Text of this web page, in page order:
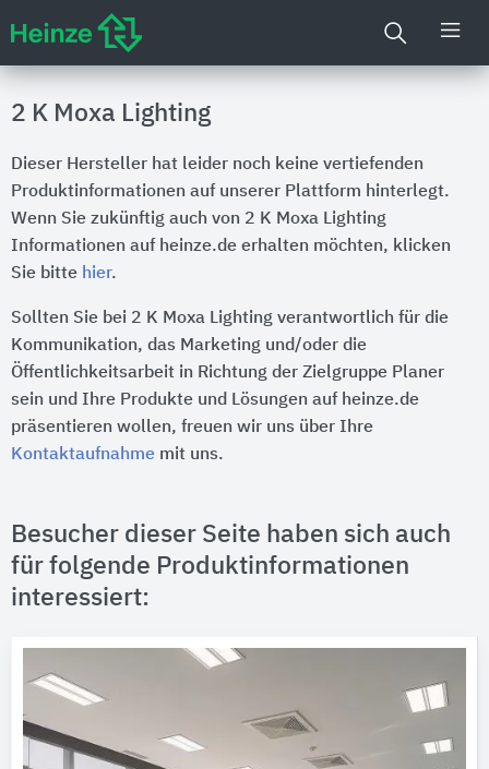
2 K Moxa Lighting
Dieser Hersteller hat leider noch keine vertiefenden
Produktinformationen auf unserer Plattform hinterlegt.
Wenn Sie zukünftig auch von 2 K Moxa Lighting
Informationen auf heinze.de erhalten möchten, klicken
Sie bitte hier.
Sollten Sie bei 2 K Moxa Lighting verantwortlich für die
Kommunikation, das Marketing und/oder die
Öffentlichkeitsarbeit in Richtung der Zielgruppe Planer
sein und Ihre Produkte und Lösungen auf heinze.de
präsentieren wollen, freuen wir uns über Ihre
Kontaktaufnahme mit uns.
Besucher dieser Seite haben sich auch
für folgende Produktinformationen
interessiert: